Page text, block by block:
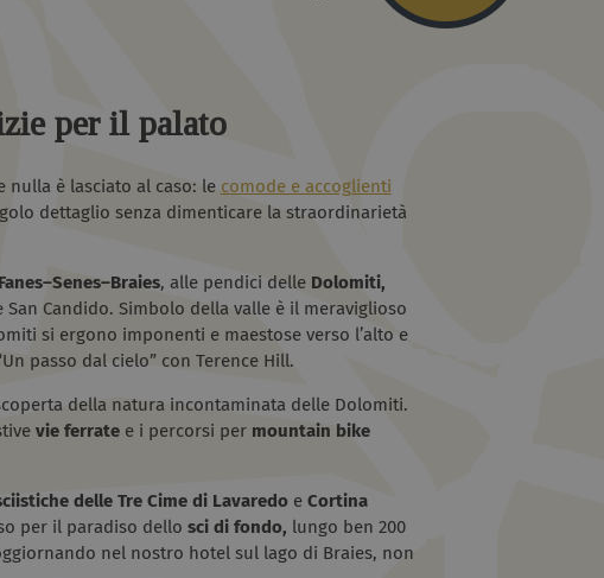
per il palato
è lasciato al caso: le comode e accoglienti
dettaglio senza dimenticare la straordinarietà
Fanes–Senes–Braies, alle pendici delle Dolomiti,
Candido. Simbolo della valle è il meraviglioso
si ergono imponenti e maestose verso l’alto e
passo dal cielo” con Terence Hill.
della natura incontaminata delle Dolomiti.
vie ferratee i percorsi per mountain bike
delle Tre Cime di Lavaredoe Cortina
per il paradiso dello sci di fondo,
lungo ben 200
nel nostro hotel sul lago di Braies, non